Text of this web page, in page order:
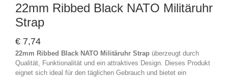
22mm Ribbed Black NATO Militäruhr
Strap
€ 7,74
22mm Ribbed Black NATO Militäruhr Strap überzeugt durch
Qualität, Funktionalität und ein attraktives Design. Dieses Produkt
eignet sich ideal für den täglichen Gebrauch und bietet ein